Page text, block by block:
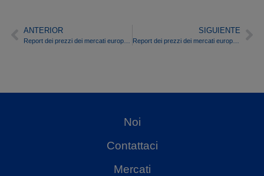
ANTERIOR SIGUIENTE
Report dei prezzi dei mercati europei dell’energia del mese di settembre 2015
Noi
Contattaci
Mercati